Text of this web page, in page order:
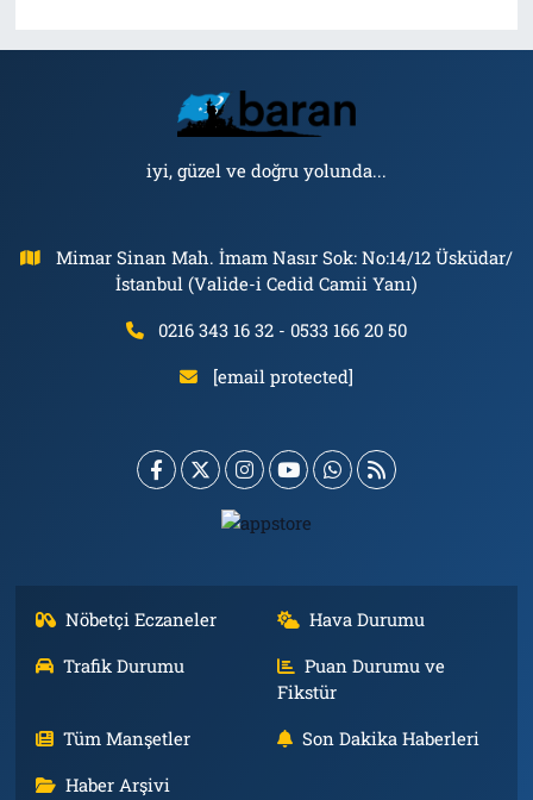
iyi, güzel ve doğru yolunda...
Mimar Sinan Mah. İmam Nasır Sok: No:14/12 Üsküdar/
İstanbul (Valide-i Cedid Camii Yanı)
0216 343 16 32 - 0533 166 20 50
[email protected]
Nöbetçi Eczaneler
Hava Durumu
Trafik Durumu
Puan Durumu ve
Fikstür
Tüm Manşetler
Son Dakika Haberleri
Haber Arşivi